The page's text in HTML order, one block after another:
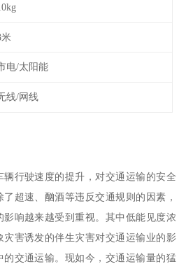
电/太阳能
线/网线
辆行驶速度的提升，对交通运输的安全
超速、酗酒等违反交通规则的因素，
响越来越受到重视。其中低能见度浓
害诱发的伴生灾害对交通运输业的影
交通运输。现如今，交通运输量的猛